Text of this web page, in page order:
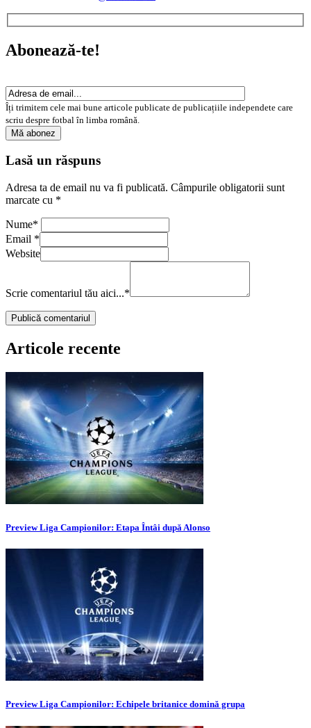
Abonează-te!
Îți trimitem cele mai bune articole publicate de publicațiile independete care
scriu despre fotbal în limba română.
Lasă un răspuns
Adresa ta de email nu va fi publicată. Câmpurile obligatorii sunt
marcate cu *
Nume*
Email *
Website
Scrie comentariul tău aici...*
Articole recente
Preview Liga Campionilor: Etapa Întâi după Alonso
Preview Liga Campionilor: Echipele britanice domină grupa